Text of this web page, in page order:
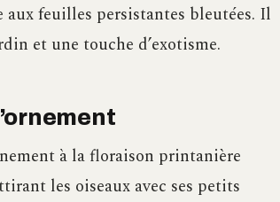
aux feuilles persistantes bleutées. Il
et une touche d’exotisme.
à la floraison printanière
les oiseaux avec ses petits